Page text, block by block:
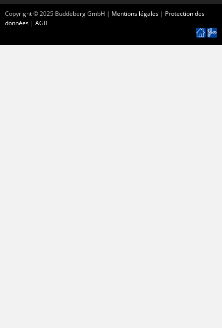
Copyright ©2025 Buddeberg GmbH | Mentions légales | Protection des
données | AGB